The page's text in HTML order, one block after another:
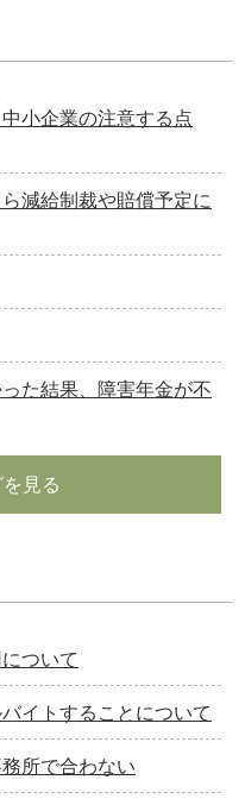
小企業の注意する点
減給制裁や賠償予定に
た結果、障害年金が不
見る
ついて
イトすることについて
所で合わない